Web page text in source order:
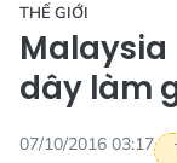
THẾ GIỚI
dây làm
07/10/2016 03:17